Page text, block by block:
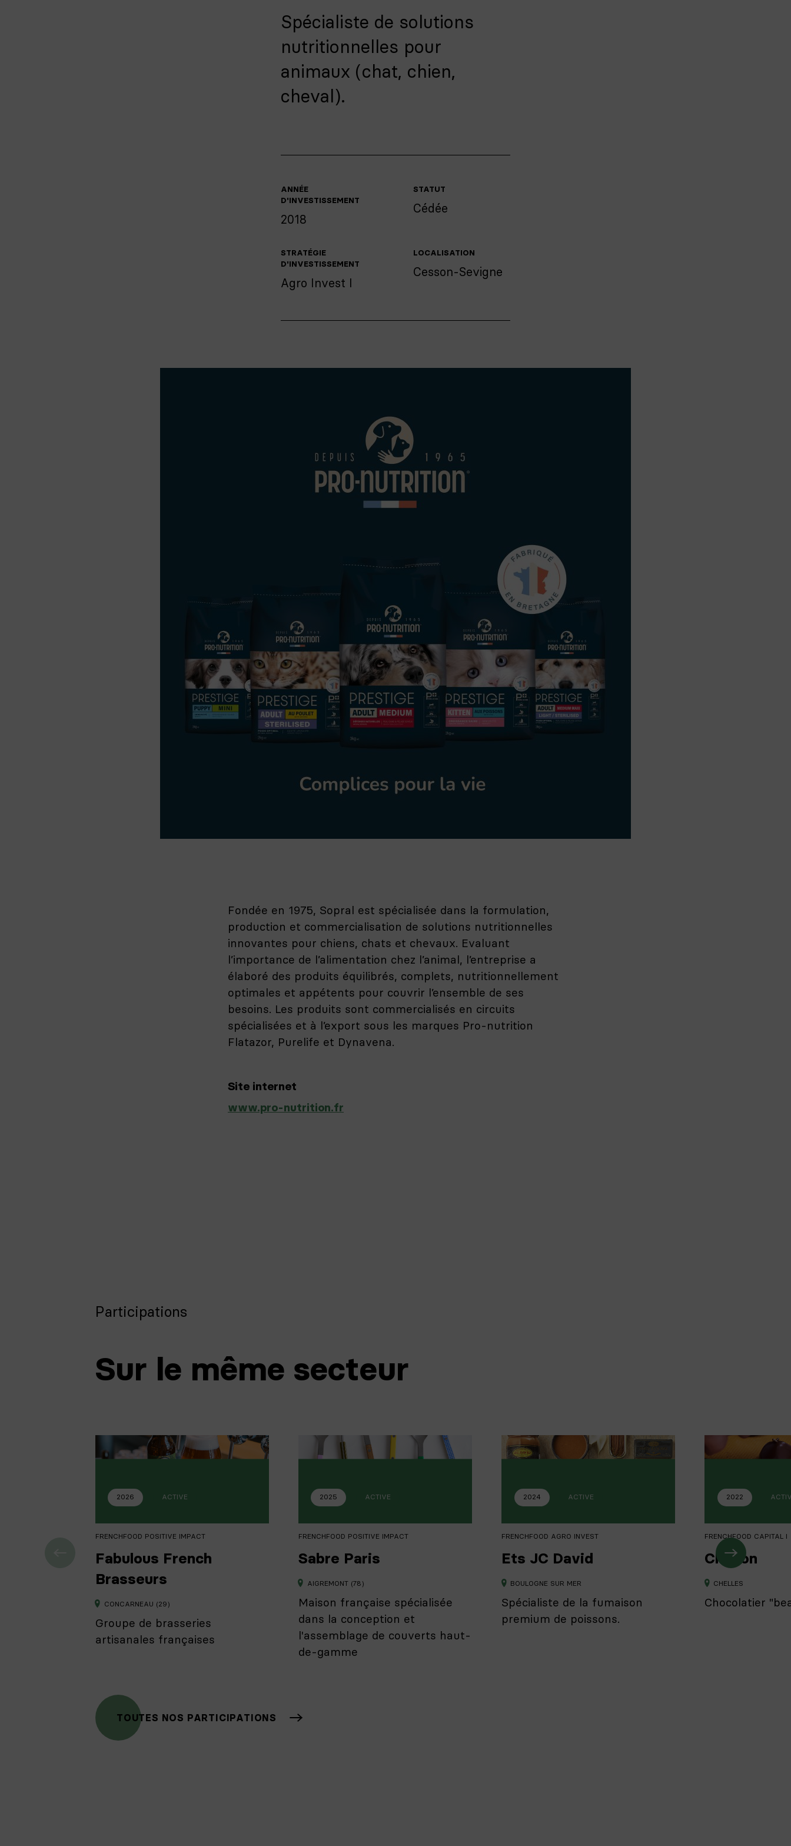
Spécialiste de solutions
nutritionnelles pour
animaux (chat, chien,
cheval).
ANNÉE
D'INVESTISSEMENT
2018
STATUT
Cédée
STRATÉGIE
D'INVESTISSEMENT
Agro Invest I
LOCALISATION
Cesson-Sevigne
Fondée en 1975, Sopral est spécialisée dans la formulation,
production et commercialisation de solutions nutritionnelles
innovantes pour chiens, chats et chevaux. Evaluant
l’importance de l’alimentation chez l’animal, l’entreprise a
élaboré des produits équilibrés, complets, nutritionnellement
optimales et appétents pour couvrir l’ensemble de ses
besoins. Les produits sont commercialisés en circuits
spécialisées et à l’export sous les marques Pro-nutrition
Flatazor, Purelife et Dynavena.
Site internet
www.pro-nutrition.fr
Participations
Sur le même secteur
2026 ACTIVE
FRENCHFOOD POSITIVE IMPACT
Fabulous French
Brasseurs
CONCARNEAU (29)
Groupe de brasseries
artisanales françaises
2025 ACTIVE
FRENCHFOOD POSITIVE IMPACT
Sabre Paris
AIGREMONT (78)
Maison française spécialisée
dans la conception et
l'assemblage de couverts haut-
de-gamme
2024 ACTIVE
FRENCHFOOD AGRO INVEST
Ets JC David
BOULOGNE SUR MER
Spécialiste de la fumaison
premium de poissons.
2022
FRENCHFOOD CAPITAL I
Chapon
CHELLES
Chocolatier
TOUTES NOS PARTICIPATIONS